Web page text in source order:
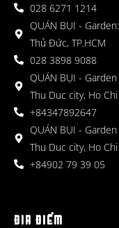
028 6271 1214
QUÁN BỤI -
Thủ Đức, TP.HCM
028 3898 9088
QUÁN BỤI -
Thu Duc city, Ho
+84347892647
QUÁN BỤI -
Thu Duc city, Ho
+84902 79 39 05
ĐỊA ĐIỂM